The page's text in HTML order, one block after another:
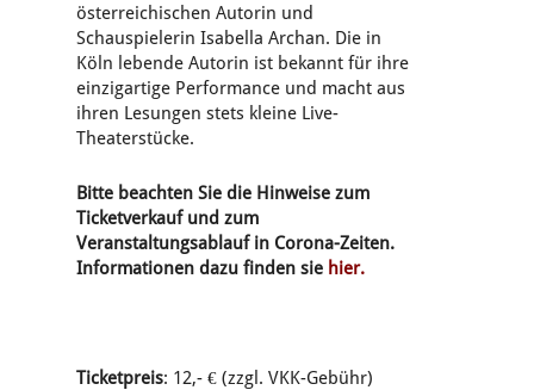
österreichischen Autorin und
Schauspielerin Isabella Archan. Die in
Köln lebende Autorin ist bekannt für ihre
einzigartige Performance und macht aus
ihren Lesungen stets kleine Live-
Theaterstücke.
Bitte beachten Sie die Hinweise zum
Ticketverkauf und zum
Veranstaltungsablauf in Corona-Zeiten.
Informationen dazu finden sie hier.
Ticketpreis: 12,- € (zzgl. VKK-Gebühr)